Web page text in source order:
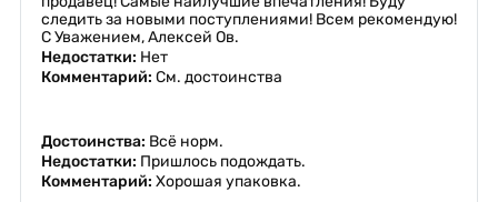
следить за новыми поступлениями! Всем рекомендую!
С Уважением, Алексей Ов.
Недостатки: Нет
Комментарий: См. достоинства
Достоинства: Всë норм.
Недостатки: Пришлось подождать.
Комментарий: Хорошая упаковка.